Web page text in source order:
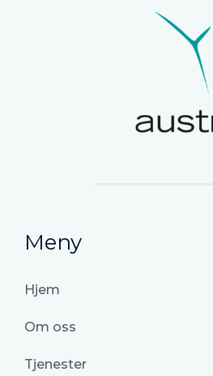
Meny
Hjem
Om oss
Tjenester